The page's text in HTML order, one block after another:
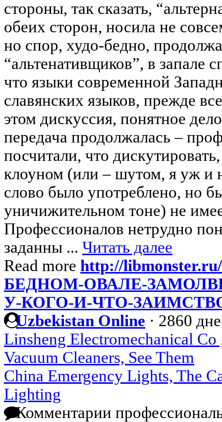
стороны, так сказать,
обеих сторон, носила не
но спор, худо-бедно,
“альтенативщиков”, в запале
что языки современной
славянских языков, прежде
этом дискуссия, понятное
передача продолжалась –
посчитали, что
клоуном (или – шутом, я уж и
слово было употреблено, но
уничижительном тоне) не
Профессионалов нетрудно
заданны ... Читать далее
Read more http://
БЕДНОМ-ОВАЛЕ-
У-КОГО-И-ЧТО-
Uzbekistan Online · 2860
Linsheng Electromechanical
Vacuum Cleaners, See Them
China Emergency Lights, The
Lighting
Комментарии